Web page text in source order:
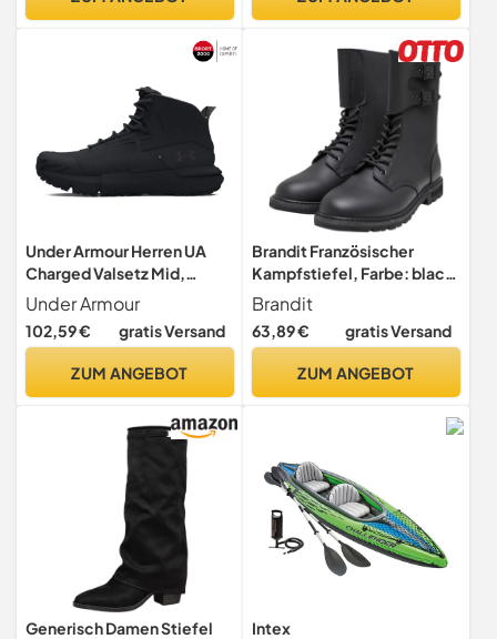
Under Armour Herren UA
Charged Valsetz Mid,
strapazierfähige
Wanderschuhe, leichte und
bequeme Herren Boots
Under Armour
102,59 € gratis Versand
ZUM ANGEBOT
Brandit Französischer
Kampfstiefel, Farbe: black,
Größe: 5
Brandit
63,89 € gratis Versand
ZUM ANGEBOT
Generisch Damen Stiefel
Intex